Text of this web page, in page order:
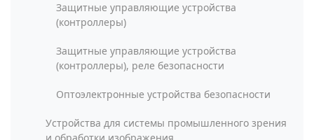
Защитные управляющие устройства
(контроллеры)
Защитные управляющие устройства
(контроллеры), реле безопасности
Оптоэлектронные устройства безопасности
Устройства для системы промышленного зрения